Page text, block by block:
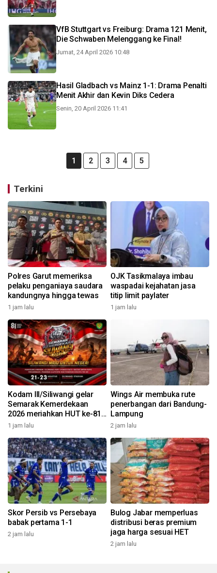
VfB Stuttgart vs Freiburg: Drama 121 Menit,
Die Schwaben Melenggang ke Final!
Jumat, 24 April 2026 10:48
Hasil Gladbach vs Mainz 1-1: Drama Penalti
Menit Akhir dan Kevin Diks Cedera
Senin, 20 April 2026 11:41
1 2 3 4 5
Terkini
Polres Garut memeriksa
pelaku penganiaya saudara
kandungnya hingga tewas
1 jam lalu
OJK Tasikmalaya imbau
waspadai kejahatan jasa
titip limit paylater
1 jam lalu
Kodam III/Siliwangi gelar
Semarak Kemerdekaan
2026 meriahkan HUT ke-81
RI
1 jam lalu
Wings Air membuka rute
penerbangan dari Bandung-
Lampung
2 jam lalu
Skor Persib vs Persebaya
babak pertama 1-1
2 jam lalu
Bulog Jabar memperluas
distribusi beras premium
jaga harga sesuai HET
2 jam lalu